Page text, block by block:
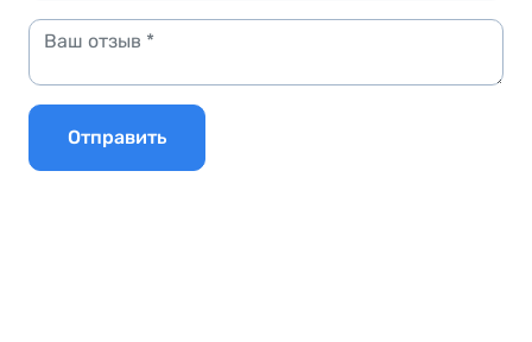
Отправить